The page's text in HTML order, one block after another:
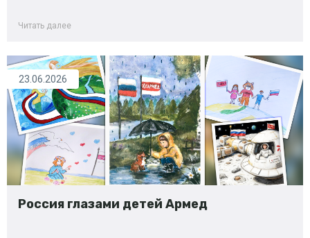
Читать далее
Россия глазами детей Армед
23.06.2026